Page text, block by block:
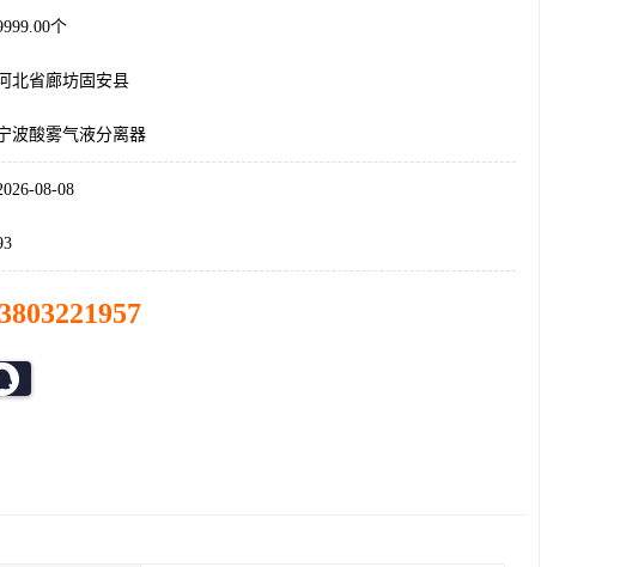
个
北省廊坊固安县
波酸雾气液分离器
08-08